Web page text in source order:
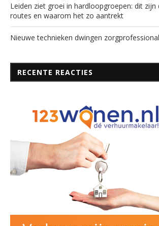
Leiden ziet groei in hardloopgroepen: dit zijn
routes en waarom het zo aantrekt
Nieuwe technieken dwingen
RECENTE REACTIES